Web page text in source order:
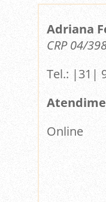
Adriana
CRP 04/
Tel.: |31|
Online